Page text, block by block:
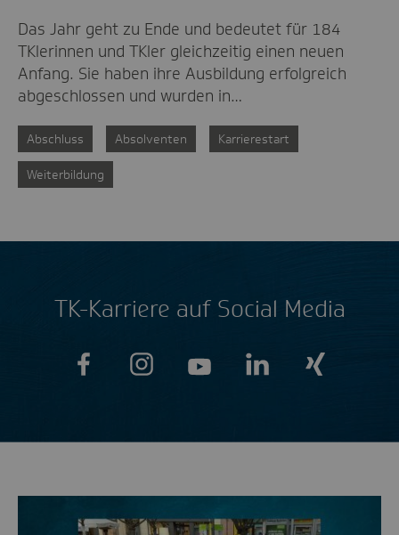
Das Jahr geht zu Ende und bedeutet für 184
TKlerinnen und TKler gleichzeitig einen neuen
Anfang. Sie haben ihre Ausbildung erfolgreich
abgeschlossen und wurden in…
Abschluss Absolventen Karrierestart
Weiterbildung
TK-Karriere auf Social Media